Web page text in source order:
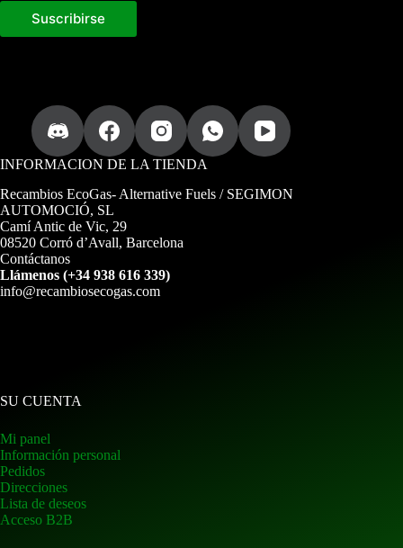
Suscribirse
INFORMACION DE LA TIENDA
Recambios EcoGas- Alternative Fuels / SEGIMON
AUTOMOCIÓ, SL
Camí Antic de Vic, 29
08520 Corró d’Avall, Barcelona
Contáctanos
Llámenos (+34 938 616 339)
info@recambiosecogas.com
SU CUENTA
Mi panel
Información personal
Pedidos
Direcciones
Lista de deseos
Acceso B2B